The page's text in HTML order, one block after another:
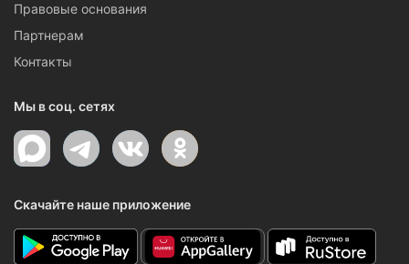
Правовые основания
Партнерам
Контакты
Мы в соц. сетях
Скачайте наше приложение